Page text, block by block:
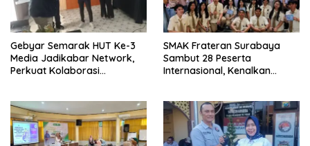
Gebyar Semarak HUT Ke-3
Media Jadikabar Network,
Perkuat Kolaborasi
Pariwisata Kota Malang
SMAK Frateran Surabaya
Sambut 28 Peserta
Internasional, Kenalkan